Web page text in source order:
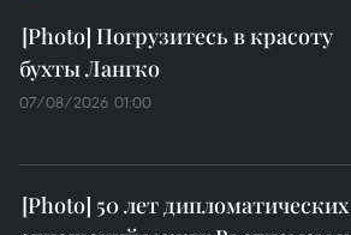
Погрузитесь в красоту
бухты Лангко
07/08/2026 01:00
50 лет дипломатических